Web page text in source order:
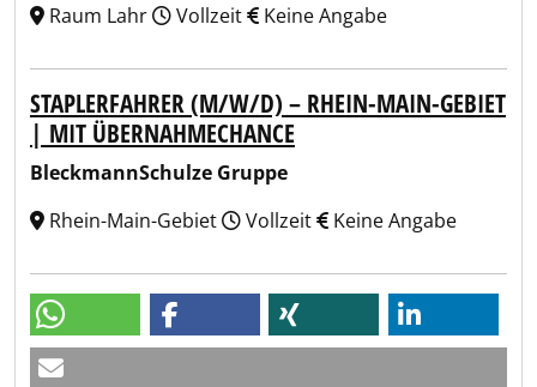
Raum Lahr
Vollzeit Keine Angabe
STAPLERFAHRER (M/W/D) – RHEIN-MAIN-GEBIET
| MIT ÜBERNAHMECHANCE
BleckmannSchulze Gruppe
Rhein-Main-Gebiet
Vollzeit Keine Angabe